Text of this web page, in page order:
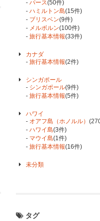
- パース(50件)
- ハミルトン島(15件)
- ブリスベン(9件)
- メルボルン(100件)
- 旅行基本情報(33件)
カナダ
- 旅行基本情報(2件)
シンガポール
- シンガポール(9件)
- 旅行基本情報(5件)
ハワイ
- オアフ島（ホノルル）
- ハワイ島(3件)
- マウイ島(1件)
- 旅行基本情報(16件)
未分類
タグ